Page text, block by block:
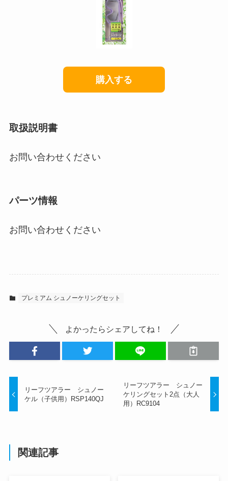
購入する
取扱説明書
お問い合わせください
パーツ情報
お問い合わせください
プレミアム シュノーケリングセット
よかったらシェアしてね！
リーフツアラー シュノー
ケル（子供用）RSP140QJ
リーフツアラー シュノー
ケリングセット2点（大人
用）RC9104
関連記事